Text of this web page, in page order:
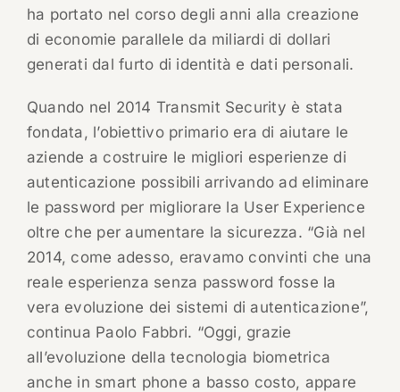
ha portato nel corso degli anni alla creazione
di economie parallele da miliardi di dollari
generati dal furto di identità e dati personali.
Quando nel 2014 Transmit Security è stata
fondata, l’obiettivo primario era di aiutare le
aziende a costruire le migliori esperienze di
autenticazione possibili arrivando ad eliminare
le password per migliorare la User Experience
oltre che per aumentare la sicurezza. “Già nel
2014, come adesso, eravamo convinti che una
reale esperienza senza password fosse la
vera evoluzione dei sistemi di autenticazione”,
continua Paolo Fabbri. “Oggi, grazie
all’evoluzione della tecnologia biometrica
anche in smart phone a basso costo, appare